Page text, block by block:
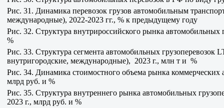
Рис. 31. Динамика перевозок грузов автомобильным
международные), 2022-2023 гг., % к предыдущему году
Рис. 32. Структура внутрироссийского рынка автомобильных
%
Рис. 33. Структура сегмента автомобильных
внутригородские, международные), 2023 г., млн т и %
Рис. 34. Динамика стоимостного объема рынка коммерческих
млрд руб. и %
Рис. 35. Структура внутреннего рынка автомобильных
2023 г., млрд руб. и %